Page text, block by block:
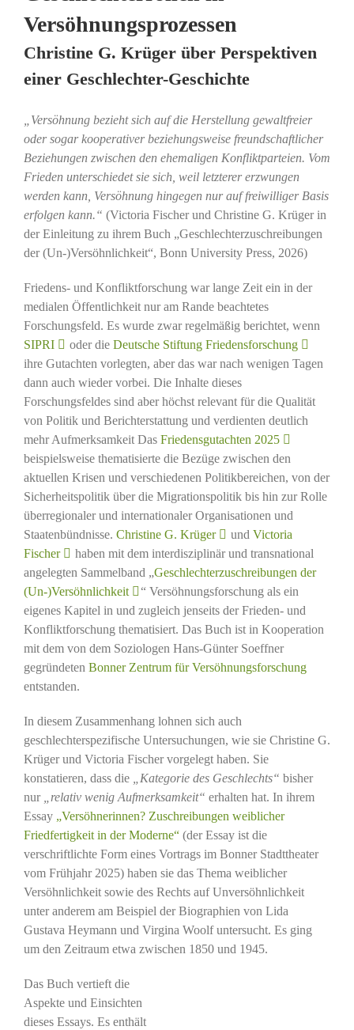
Versöhnungsprozessen
Christine G. Krüger über Perspektiven
einer Geschlechter-Geschichte
„Versöhnung bezieht sich auf die Herstellung gewaltfreier
oder sogar kooperativer beziehungsweise freundschaftlicher
Beziehungen zwischen den ehemaligen Konfliktparteien. Vom
Frieden unterschiedet sie sich, weil letzterer erzwungen
werden kann, Versöhnung hingegen nur auf freiwilliger Basis
erfolgen kann.“ (Victoria Fischer und Christine G. Krüger in
der Einleitung zu ihrem Buch „Geschlechterzuschreibungen
der (Un-)Versöhnlichkeit“, Bonn University Press, 2026)
Friedens- und Konfliktforschung war lange Zeit ein in der
medialen Öffentlichkeit nur am Rande beachtetes
Forschungsfeld. Es wurde zwar regelmäßig berichtet, wenn
SIPRI
oder die Deutsche Stiftung Friedensforschung
ihre Gutachten vorlegten, aber das war nach wenigen Tagen
dann auch wieder vorbei. Die Inhalte dieses
Forschungsfeldes sind aber höchst relevant für die Qualität
von Politik und Berichterstattung und verdienten deutlich
mehr Aufmerksamkeit Das Friedensgutachten 2025
beispielsweise thematisierte die Bezüge zwischen den
aktuellen Krisen und verschiedenen Politikbereichen, von der
Sicherheitspolitik über die Migrationspolitik bis hin zur Rolle
überregionaler und internationaler Organisationen und
Staatenbündnisse. Christine G. Krüger und Victoria
Fischer
haben mit dem interdisziplinär und transnational
angelegten Sammelband „Geschlechterzuschreibungen der
(Un-)Versöhnlichkeit
“ Versöhnungsforschung als ein
eigenes Kapitel in und zugleich jenseits der Frieden- und
Konfliktforschung thematisiert. Das Buch ist in Kooperation
mit dem von dem Soziologen Hans-Günter Soeffner
gegründeten Bonner Zentrum für Versöhnungsforschung
entstanden.
In diesem Zusammenhang lohnen sich auch
geschlechterspezifische Untersuchungen, wie sie Christine G.
Krüger und Victoria Fischer vorgelegt haben. Sie
konstatieren, dass die
„Kategorie des Geschlechts“ bisher
nur„relativ wenig Aufmerksamkeit“ erhalten hat. In ihrem
Essay „Versöhnerinnen? Zuschreibungen weiblicher
Friedfertigkeit in der Moderne“(der Essay ist die
verschriftlichte Form eines Vortrags im Bonner Stadttheater
vom Frühjahr 2025) haben sie das Thema weiblicher
Versöhnlichkeit sowie des Rechts auf Unversöhnlichkeit
unter anderem am Beispiel der Biographien von Lida
Gustava Heymann und Virgina Woolf untersucht. Es ging
um den Zeitraum etwa zwischen 1850 und 1945.
Das Buch vertieft die
Aspekte und Einsichten
dieses Essays. Es enthält